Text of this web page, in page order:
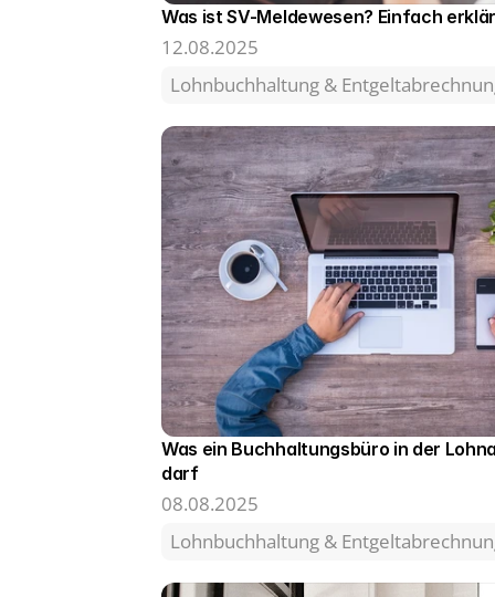
Was ist SV-Meldewesen? Einfach
12.08.2025
Lohnbuchhaltung &
Was ein Buchhaltungsbüro in der
darf
08.08.2025
Lohnbuchhaltung &